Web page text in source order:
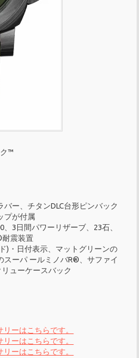
™
ー、チタンDLC台形ピンバック
プが付属
、3日間パワーリザーブ、23石、
耐震装置
)・日付表示、マットグリーンの
スーパ ールミノバR®、サファイ
ューケースバック
ーはこちらです。
ーはこちらです。
ーはこちらです。